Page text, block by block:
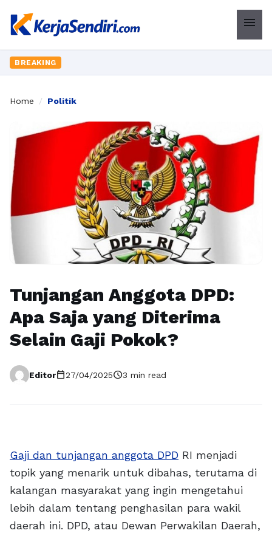
menu
BREAKING
Home / Politik
Tunjangan Anggota DPD:
Apa Saja yang Diterima
Selain Gaji Pokok?
Editorcalendar_today27/04/2025schedule3 min read
Gaji dan tunjangan anggota DPD RI menjadi
topik yang menarik untuk dibahas, terutama di
kalangan masyarakat yang ingin mengetahui
lebih dalam tentang penghasilan para wakil
daerah ini. DPD, atau Dewan Perwakilan Daerah,